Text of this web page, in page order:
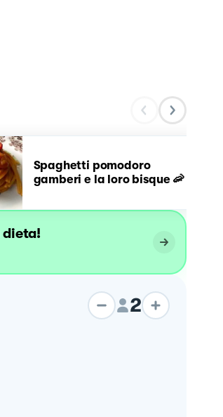
Spaghetti pomodoro
gamberi e la loro bisque 🦐
2